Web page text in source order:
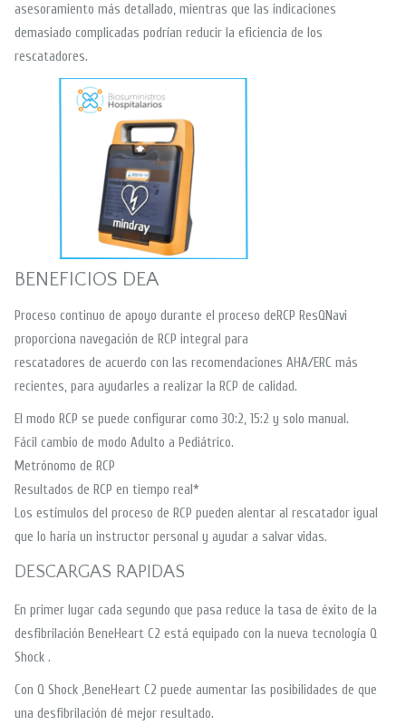
asesoramiento más detallado, mientras que las indicaciones
demasiado complicadas podrían reducir la eficiencia de los
rescatadores.
BENEFICIOS DEA
Proceso continuo de apoyo durante el proceso deRCP ResQNavi
proporciona navegación de RCP integral para
rescatadores de acuerdo con las recomendaciones AHA/ERC más
recientes, para ayudarles a realizar la RCP de calidad.
El modo RCP se puede configurar como 30:2, 15:2 y solo manual.
Fácil cambio de modo Adulto a Pediátrico.
Metrónomo de RCP
Resultados de RCP en tiempo real*
Los estímulos del proceso de RCP pueden alentar al rescatador igual
que lo haría un instructor personal y ayudar a salvar vidas.
DESCARGAS RAPIDAS
En primer lugar cada segundo que pasa reduce la tasa de éxito de la
desfibrilación BeneHeart C2 está equipado con la nueva tecnología Q
Shock .
Con Q Shock ,BeneHeart C2 puede aumentar las posibilidades de que
una desfibrilación dé mejor resultado.